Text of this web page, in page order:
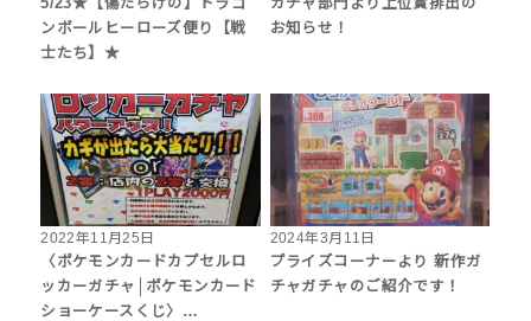
5/23★【傷だらけの】ドラゴ
ンボールヒーローズ便り【戦
士たち】★
ガチャ部門より上位賞排出の
お知らせ！
2022年11月25日
〈ポケモンカードカプセルロ
ッカーガチャ│ポケモンカード
ショーケースくじ〉…
2024年3月11日
プライズコーナーより 新作ガ
チャガチャのご紹介です！